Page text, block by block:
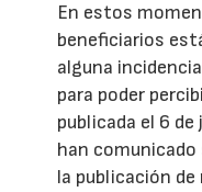
En estos
beneficiarios
alguna
para poder
publicada el 6
han
la publicación